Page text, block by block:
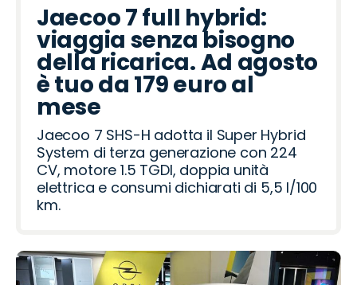
l
g
e
o
t
d
a
d
a
r
o
ë
n
c
i
a
t
d
R
o
v
e
r
r
a
p
c
o
o
a
R
o
m
e
o
n
d
a
i
r
t
h
t
Jaecoo 7 full hybrid:
viaggia senza bisogno
della ricarica. Ad agosto
è tuo da 179 euro al
mese
Jaecoo 7 SHS-H adotta il Super Hybrid
System di terza generazione con 224
CV, motore 1.5 TGDI, doppia unità
elettrica e consumi dichiarati di 5,5 l/100
km.